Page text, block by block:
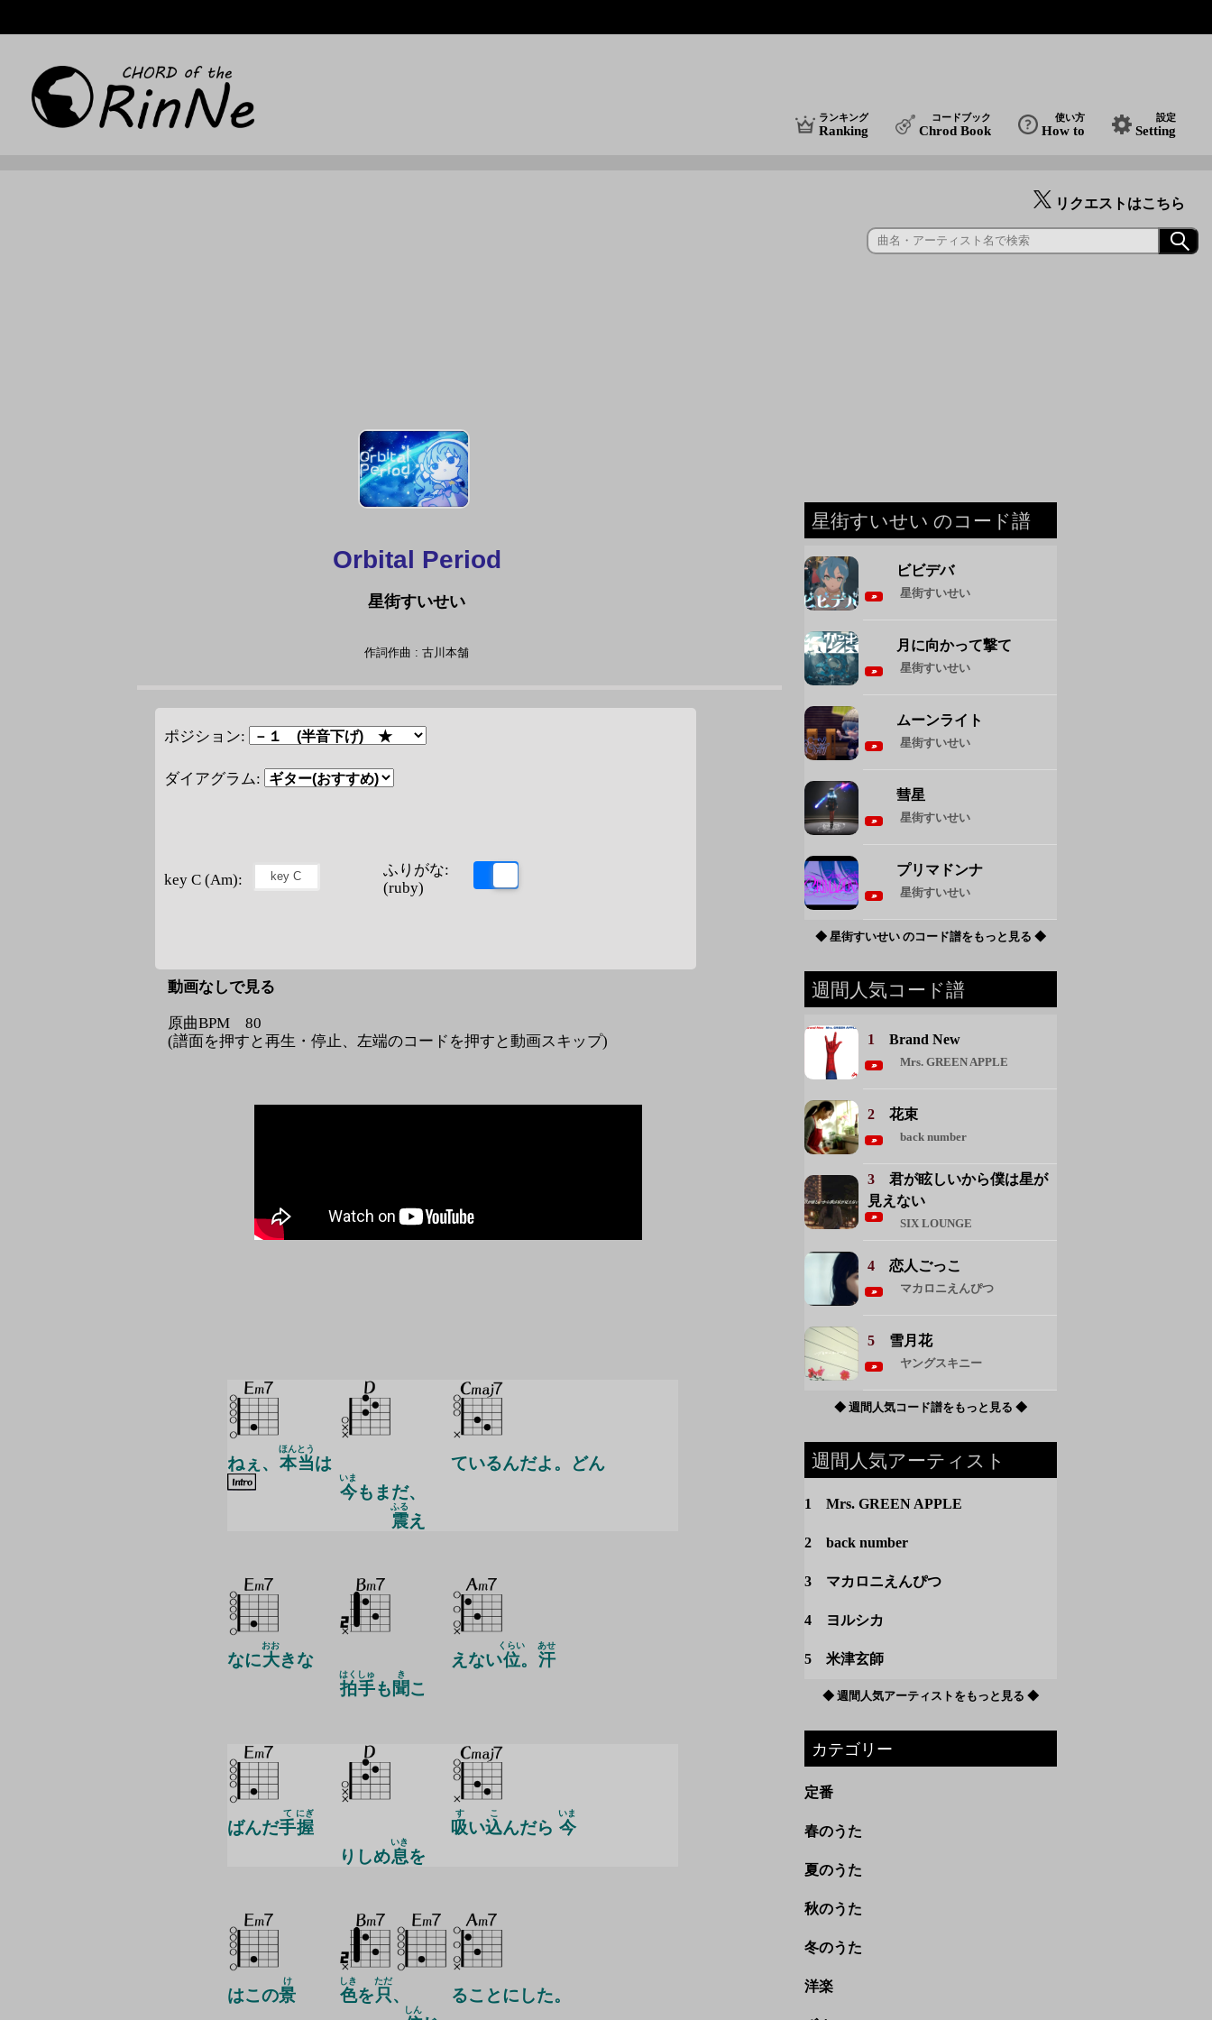
ランキング
Ranking
コードブック
Chrod Book
使い方
How to
設定
Setting
リクエストはこちら
Orbital Period
星街すいせい
作詞作曲 : 古川本舗
ポジション:
ダイアグラム:
key C (Am):
ふりがな:
(ruby)
動画なしで見る
原曲BPM 80
(譜面を押すと再生・停止、左端のコードを押すと動画スキップ)
ねぇ、 本当
ほんとう
は
今
いま
もまだ、
震
ふる
え
ているんだよ。どん
なに大
おお
きな
拍手
はくしゅ
も 聞
き
こ
えない位
くらい
。 汗
あせ
ばんだ手
て
握
にぎ
りしめ息
いき
を
吸
す
い込
こ
んだら 今
いま
はこの景
け
色
しき
を只
ただ
、
しん
ることにした。
星街すいせい のコード譜
ビビデバ
星街すいせい
月に向かって撃て
星街すいせい
ムーンライト
星街すいせい
彗星
星街すいせい
プリマドンナ
星街すいせい
◆ 星街すいせい のコード譜をもっと見る ◆
週間人気コード譜
1 Brand New
Mrs. GREEN APPLE
2 花束
back number
3 君が眩しいから僕は星が
見えない
SIX LOUNGE
4 恋人ごっこ
マカロニえんぴつ
5 雪月花
ヤングスキニー
◆ 週間人気コード譜をもっと見る ◆
週間人気アーティスト
1 Mrs. GREEN APPLE
2 back number
3 マカロニえんぴつ
4 ヨルシカ
5 米津玄師
◆ 週間人気アーティストをもっと見る ◆
カテゴリー
定番
春のうた
夏のうた
秋のうた
冬のうた
洋楽